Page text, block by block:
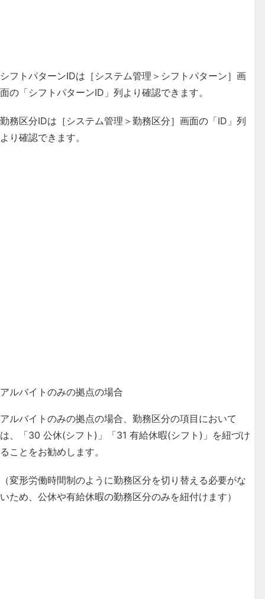
シフトパターンIDは［システム管理＞シフトパターン］画
面の「シフトパターンID」列より確認できます。
勤務区分IDは［システム管理＞勤務区分］画面の「ID」列
より確認できます。
アルバイトのみの拠点の場合
アルバイトのみの拠点の場合、勤務区分の項目において
は、「30 公休(シフト)」「31 有給休暇(シフト)」を紐づけ
ることをお勧めします。
（変形労働時間制のように勤務区分を切り替える必要がな
いため、公休や有給休暇の勤務区分のみを紐付けます）